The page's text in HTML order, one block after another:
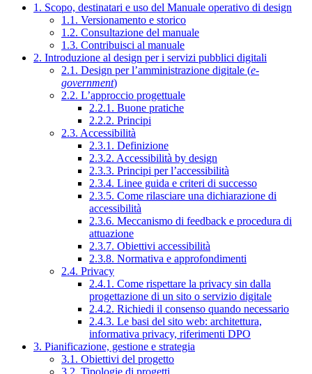
1. Scopo, destinatari e uso del Manuale operativo di design
1.1. Versionamento e storico
1.2. Consultazione del manuale
1.3. Contribuisci al manuale
2. Introduzione al design per i servizi pubblici digitali
2.1. Design per l’amministrazione digitale (e-
government)
2.2. L’approccio progettuale
2.2.1. Buone pratiche
2.2.2. Principi
2.3. Accessibilità
2.3.1. Definizione
2.3.2. Accessibilità by design
2.3.3. Principi per l’accessibilità
2.3.4. Linee guida e criteri di successo
2.3.5. Come rilasciare una dichiarazione di
accessibilità
2.3.6. Meccanismo di feedback e procedura di
attuazione
2.3.7. Obiettivi accessibilità
2.3.8. Normativa e approfondimenti
2.4. Privacy
2.4.1. Come rispettare la privacy sin dalla
progettazione di un sito o servizio digitale
2.4.2. Richiedi il consenso quando necessario
2.4.3. Le basi del sito web: architettura,
informativa privacy, riferimenti DPO
3. Pianificazione, gestione e strategia
3.1. Obiettivi del progetto
3.2. Tipologie di progetti